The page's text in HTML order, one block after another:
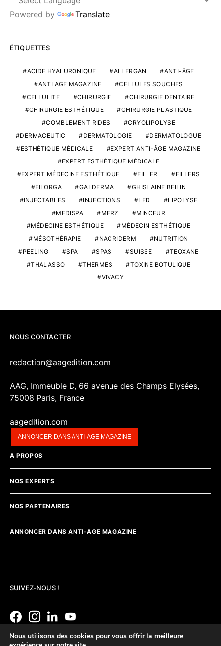
Powered by Translate
ÉTIQUETTES
ACIDE HYALURONIQUE ALLERGAN
ANTI-ÂGE
ANTI AGE MAGAZINE
CELLULES SOUCHES
CELLULITE
CHIRURGIE
CHIRURGIE DENTAIRE
CHIRURGIE ESTHÉTIQUE
CHIRURGIE PLASTIQUE
COMBLEMENT RIDES
CRYOLIPOLYSE
DERMACEUTIC
DERMATOLOGIE
DERMATOLOGUE
ESTHÉTIQUE MÉDICALE
EXPERT ANTI-ÂGE MAGAZINE
EXPERT ESTHÉTIQUE MÉDICALE
EXPERT MÉDECINE ESTHÉTIQUE
FILLER
FILLERS
FILORGA
GALDERMA
GHISLAINE BEILIN
INJECTABLES
INJECTIONS LED
LIPOLYSE
MEDISPA
MERZ
MINCEUR
MÉDECINE ESTHÉTIQUE
MÉDECIN ESTHÉTIQUE
MÉSOTHÉRAPIE
NACRIDERM
NUTRITION
PEELING
SPA SPAS SUISSE
TEOXANE
THALASSO
THERMES
TOXINE BOTULIQUE
VIVACY
NOUS CONTACTER
redaction@aagedition.com
AAG, Immeuble D, 66 avenue des Champs Elysées,
75008 Paris, France
aagedition.com
ANNONCER DANS ANTI-AGE MAGAZINE
A PROPOS
NOS EXPERTS
NOS PARTENAIRES
ANNONCER DANS ANTI-AGE MAGAZINE
SUIVEZ-NOUS !
Nous utilisons des cookies pour vous offrir la meilleure